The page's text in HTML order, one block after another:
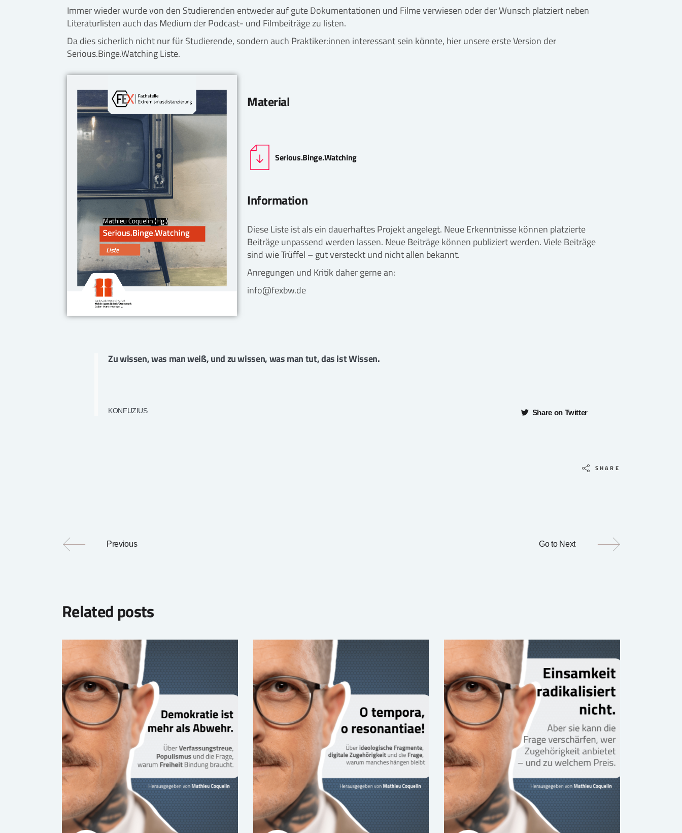
Immer wieder wurde von den Studierenden entweder auf gute Dokumentationen und Filme verwiesen oder der Wunsch platziert neben
Literaturlisten auch das Medium der Podcast- und Filmbeiträge zu listen.
Da dies sicherlich nicht nur für Studierende, sondern auch Praktiker:innen interessant sein könnte, hier unsere erste Version der
Serious.Binge.Watching Liste.
Material
Serious.Binge.Watching
Information
Diese Liste ist als ein dauerhaftes Projekt angelegt. Neue Erkenntnisse können platzierte
Beiträge unpassend werden lassen. Neue Beiträge können publiziert werden. Viele Beiträge
sind wie Trüffel – gut versteckt und nicht allen bekannt.
Anregungen und Kritik daher gerne an:
info@fexbw.de
Zu wissen, was man weiß, und zu wissen, was man tut, das ist Wissen.
KONFUZIUS Share on Twitter
SHARE
Previous Go to Next
Related posts